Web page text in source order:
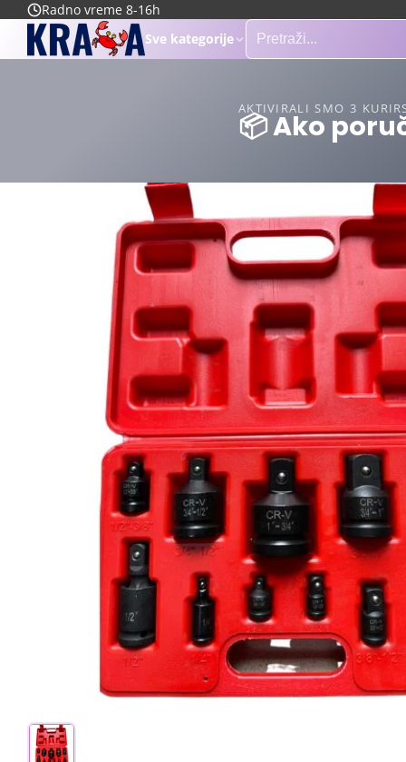
Radno vreme 8-16h
Sve kategorije
AKTIVIRALI SMO 3
📦 Ako